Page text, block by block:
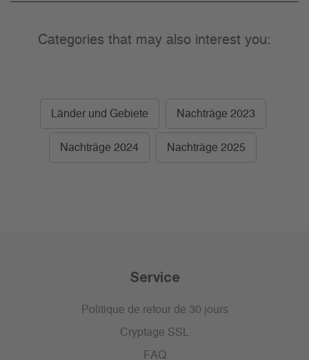
Categories that may also interest you:
Länder und Gebiete Nachträge 2023
Nachträge 2024 Nachträge 2025
Service
Politique de retour de 30 jours
Cryptage SSL
FAQ